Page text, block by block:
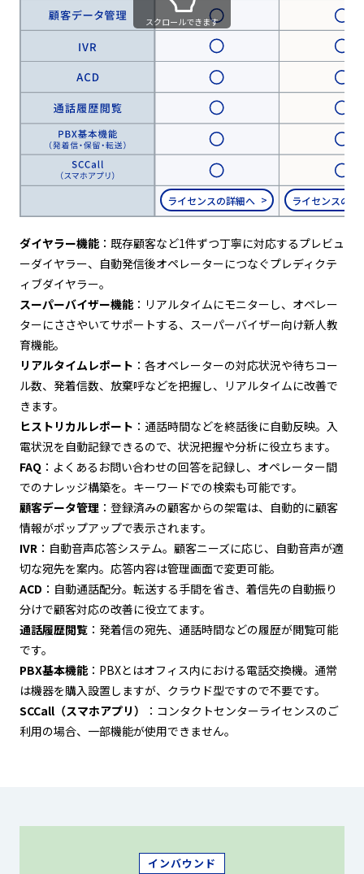
ライセンスの詳細へ ライセンスの詳
スクロールできます
ダイヤラー機能：既存顧客など1件ずつ丁寧に対応するプレビュ
ーダイヤラー、自動発信後オペレーターにつなぐプレディクテ
ィブダイヤラー。
スーパーバイザー機能：リアルタイムにモニターし、オペレー
ターにささやいてサポートする、スーパーバイザー向け新人教
育機能。
リアルタイムレポート ：各オペレーターの対応状況や待ちコー
ル数、発着信数、放棄呼などを把握し、リアルタイムに改善で
きます。
ヒストリカルレポート ：通話時間などを終話後に自動反映。入
電状況を自動記録できるので、状況把握や分析に役立ちます。
FAQ ：よくあるお問い合わせの回答を記録し、オペレーター間
でのナレッジ構築を。キーワードでの検索も可能です。
顧客データ管理 ：登録済みの顧客からの架電は、自動的に顧客
情報がポップアップで表示されます。
IVR ：自動音声応答システム。顧客ニーズに応じ、自動音声が適
切な宛先を案内。応答内容は管理画面で変更可能。
ACD ：自動通話配分。転送する手間を省き、着信先の自動振り
分けで顧客対応の改善に役立てます。
通話履歴閲覧 ：発着信の宛先、通話時間などの履歴が閲覧可能
です。
PBX基本機能：PBXとはオフィス内における電話交換機。通常
は機器を購入設置しますが、クラウド型ですので不要です。
SCCall（スマホアプリ）
：コンタクトセンターライセンスのご
利用の場合、一部機能が使用できません。
インバウンド